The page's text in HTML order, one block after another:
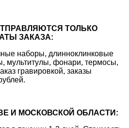
ТОЛЬКО
ЗАКАЗА:
наборы, длинноклинковые
мультитулы, фонари, термосы,
гравировкой, заказы
И МОСКОВСКОЙ ОБЛАСТИ: